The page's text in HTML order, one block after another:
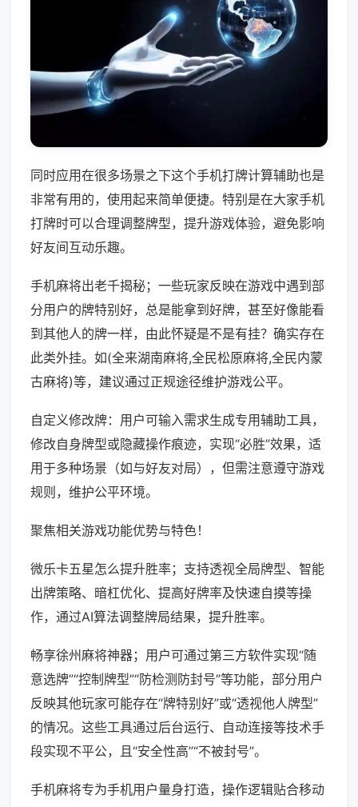
同时应用在很多场景之下这个手机打牌计算辅助也是
非常有用的，使用起来简单便捷。特别是在大家手机
打牌时可以合理调整牌型，提升游戏体验，避免影响
好友间互动乐趣。
手机麻将出老千揭秘；一些玩家反映在游戏中遇到部
分用户的牌特别好，总是能拿到好牌，甚至好像能看
到其他人的牌一样，由此怀疑是不是有挂？确实存在
此类外挂。如(全来湖南麻将,全民松原麻将,全民内蒙
古麻将)等，建议通过正规途径维护游戏公平。
自定义修改牌：用户可输入需求生成专用辅助工具，
修改自身牌型或隐藏操作痕迹，实现“必胜”效果，适
用于多种场景（如与好友对局），但需注意遵守游戏
规则，维护公平环境。
聚焦相关游戏功能优势与特色！
微乐卡五星怎么提升胜率；支持透视全局牌型、智能
出牌策略、暗杠优化、提高好牌率及快速自摸等操
作，通过AI算法调整牌局结果，提升胜率。
畅享徐州麻将神器；用户可通过第三方软件实现“随
意选牌”“控制牌型”“防检测防封号”等功能，部分用户
反映其他玩家可能存在“牌特别好”或“透视他人牌型”
的情况。这些工具通过后台运行、自动连接等技术手
段实现不平公，且“安全性高”“不被封号”。
手机麻将专为手机用户量身打造，操作逻辑贴合移动